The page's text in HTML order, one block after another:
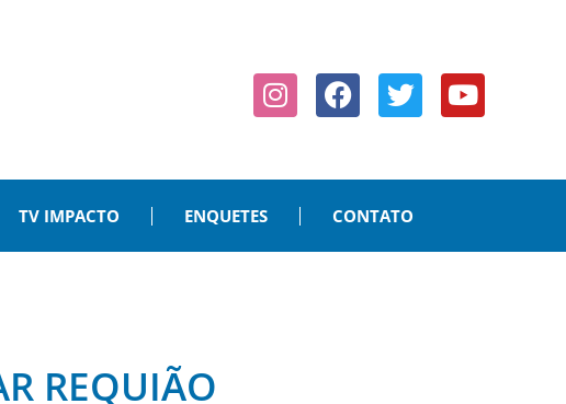
TV IMPACTO ENQUETES CONTATO
REQUIÃO